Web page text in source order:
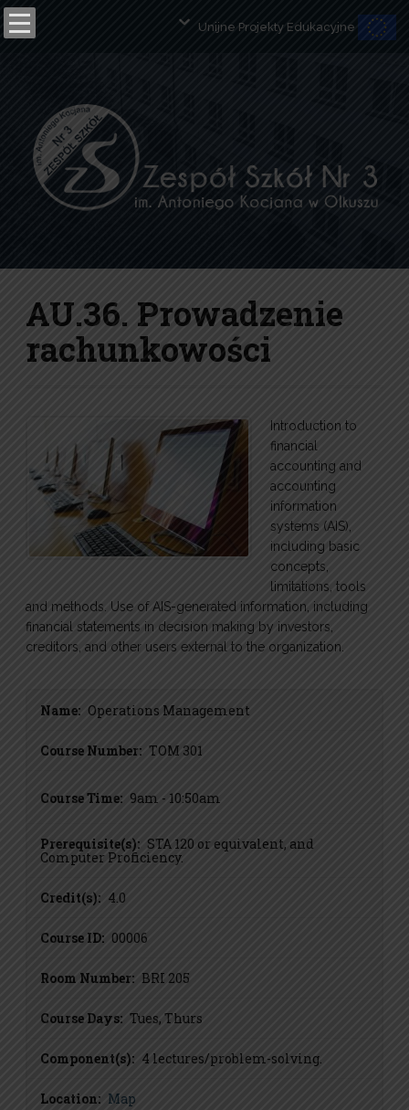
Unijne Projekty Edukacyjne
AU.36. Prowadzenie
rachunkowości
Introduction to
financial
accounting and
accounting
information
systems (AIS),
including basic
concepts,
limitations, tools
and methods. Use of AIS-generated information, including
financial statements in decision making by investors,
creditors, and other users external to the organization.
Name: Operations Management
Course Number: TOM 301
Course Time: 9am - 10:50am
Prerequisite(s): STA 120 or equivalent, and
Computer Proficiency.
Credit(s): 4.0
Course ID: 00006
Room Number: BRI 205
Course Days: Tues, Thurs
Component(s): 4 lectures/problem-solving.
Location: Map